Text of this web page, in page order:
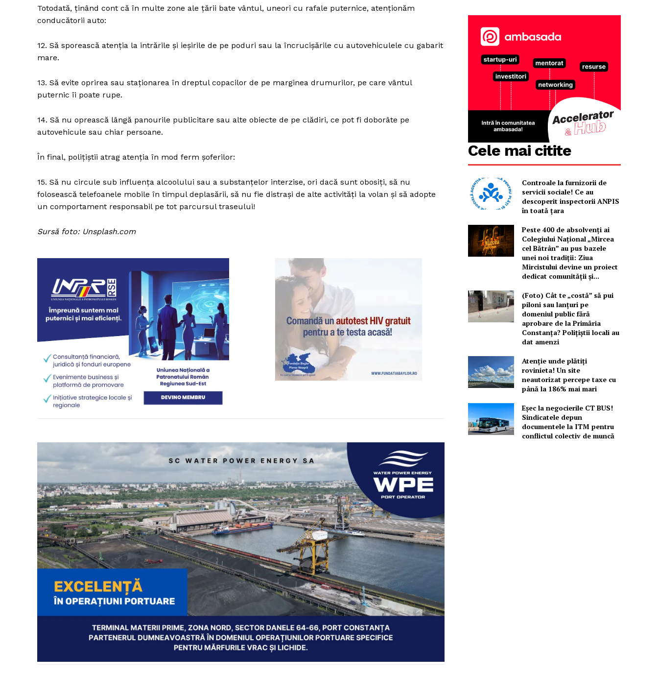
Totodată, ținând cont că în multe zone ale țării bate vântul, uneori cu rafale puternice, atenționăm
conducătorii auto:
12. Să sporească atenția la intrările și ieșirile de pe poduri sau la încrucișările cu autovehiculele cu gabarit
mare.
13. Să evite oprirea sau staționarea în dreptul copacilor de pe marginea drumurilor, pe care vântul
puternic îi poate rupe.
14. Să nu oprească lângă panourile publicitare sau alte obiecte de pe clădiri, ce pot fi doborâte pe
autovehicule sau chiar persoane.
În final, polițiștii atrag atenția în mod ferm șoferilor:
15. Să nu circule sub influența alcoolului sau a substanțelor interzise, ori dacă sunt obosiți, să nu
folosească telefoanele mobile în timpul deplasării, să nu fie distrași de alte activități la volan și să adopte
un comportament responsabil pe tot parcursul traseului!
Sursă foto: Unsplash.com
Cele mai citite
Controale la furnizorii de
servicii sociale! Ce au
descoperit inspectorii ANPIS
în toată țara
Peste 400 de absolvenți ai
Colegiului Național „Mircea
cel Bătrân” au pus bazele
unei noi tradiții: Ziua
Mircistului devine un proiect
dedicat comunității și...
(Foto) Cât te „costă” să pui
piloni sau lanțuri pe
domeniul public fără
aprobare de la Primăria
Constanța? Polițiștii locali au
dat amenzi
Atenție unde plătiți
rovinieta! Un site
neautorizat percepe taxe cu
până la 186% mai mari
Eșec la negocierile CT BUS!
Sindicatele depun
documentele la ITM pentru
conflictul colectiv de muncă